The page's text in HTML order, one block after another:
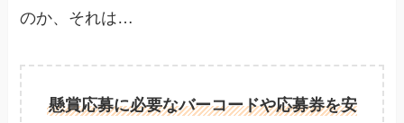
のか、それは…
懸賞応募に必要なバーコードや応募券を安